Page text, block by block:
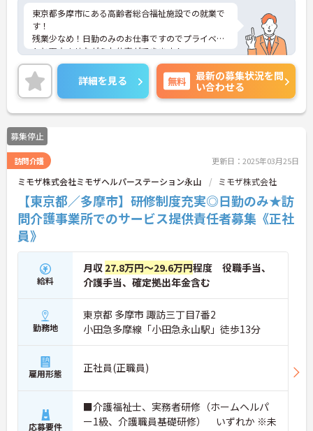
東京都多摩市にある高齢者総合福祉施設での就業で
す！
残業少なめ！日勤のみのお仕事ですのでプライベー
トと両立させながらお仕事ができます！
ご興味ある方には、面接のポイントなど、さらに詳
細をお話致しますのでお気軽にご相談ください。
詳細を見る 無料
最新の募集状況を問
い合わせる
募集停止
訪問介護 更新日：2025年03月25日
ミモザ株式会社ミモザヘルパーステーション永山 ミモザ株式会社
【東京都／多摩市】研修制度充実◎日勤のみ★訪
問介護事業所でのサービス提供責任者募集《正社
員》
給料
月収 27.8万円～29.6万円程度 役職手当、
介護手当、確定拠出年金含む
勤務地
東京都 多摩市 諏訪三丁目7番2
小田急多摩線「小田急永山駅」徒歩13分
雇用形態 正社員(正職員)
応募要件
■介護福祉士、実務者研修（ホームヘルパ
ー1級、介護職員基礎研修） いずれか ※未